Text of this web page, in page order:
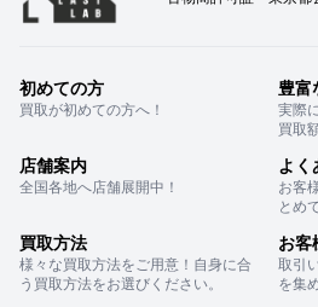
初めての方
買取が初めての方へ！
豊富
実際
買取
店舗案内
全国各地へ店舗展開中！
よく
お客
とめ
買取方法
様々な買取方法をご用意！自身に合
う買取方法をお選びください。
お客
取引
を集